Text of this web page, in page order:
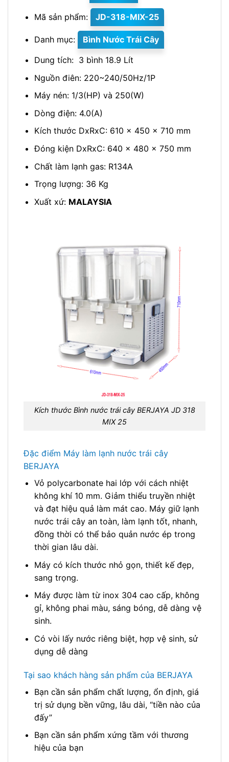
Mã sản phẩm: JD-318-MIX-25
Danh mục:
Bình Nước Trái Cây
Dung tích: 3 bình 18.9 Lít
Nguồn điên: 220~240/50Hz/1P
Máy nén: 1/3(HP) và 250(W)
Dòng điện: 4.0(A)
Kích thước DxRxC: 610 x 450 x 710 mm
Đóng kiện DxRxC: 640 x 480 x 750 mm
Chất làm lạnh gas: R134A
Trọng lượng: 36 Kg
Xuất xứ: MALAYSIA
Kích thước Bình nước trái cây BERJAYA JD 318
MIX 25
Đặc điểm Máy làm lạnh nước trái cây
BERJAYA
Vỏ polycarbonate hai lớp với cách nhiệt
không khí 10 mm. Giảm thiểu truyền nhiệt
và đạt hiệu quả làm mát cao. Máy giữ lạnh
nước trái cây an toàn, làm lạnh tốt, nhanh,
đồng thời có thể bảo quản nước ép trong
thời gian lâu dài.
Máy có kích thước nhỏ gọn, thiết kế đẹp,
sang trọng.
Máy được làm từ inox 304 cao cấp, không
gỉ, không phai màu, sáng bóng, dễ dàng vệ
sinh.
Có vòi lấy nước riêng biệt, hợp vệ sinh, sử
dụng dễ dàng
Tại sao khách hàng sản phẩm của BERJAYA
Bạn cần sản phẩm chất lượng, ổn định, giá
trị sử dụng bền vững, lâu dài, “tiền nào của
đấy”
Bạn cần sản phẩm xứng tầm với thương
hiệu của bạn